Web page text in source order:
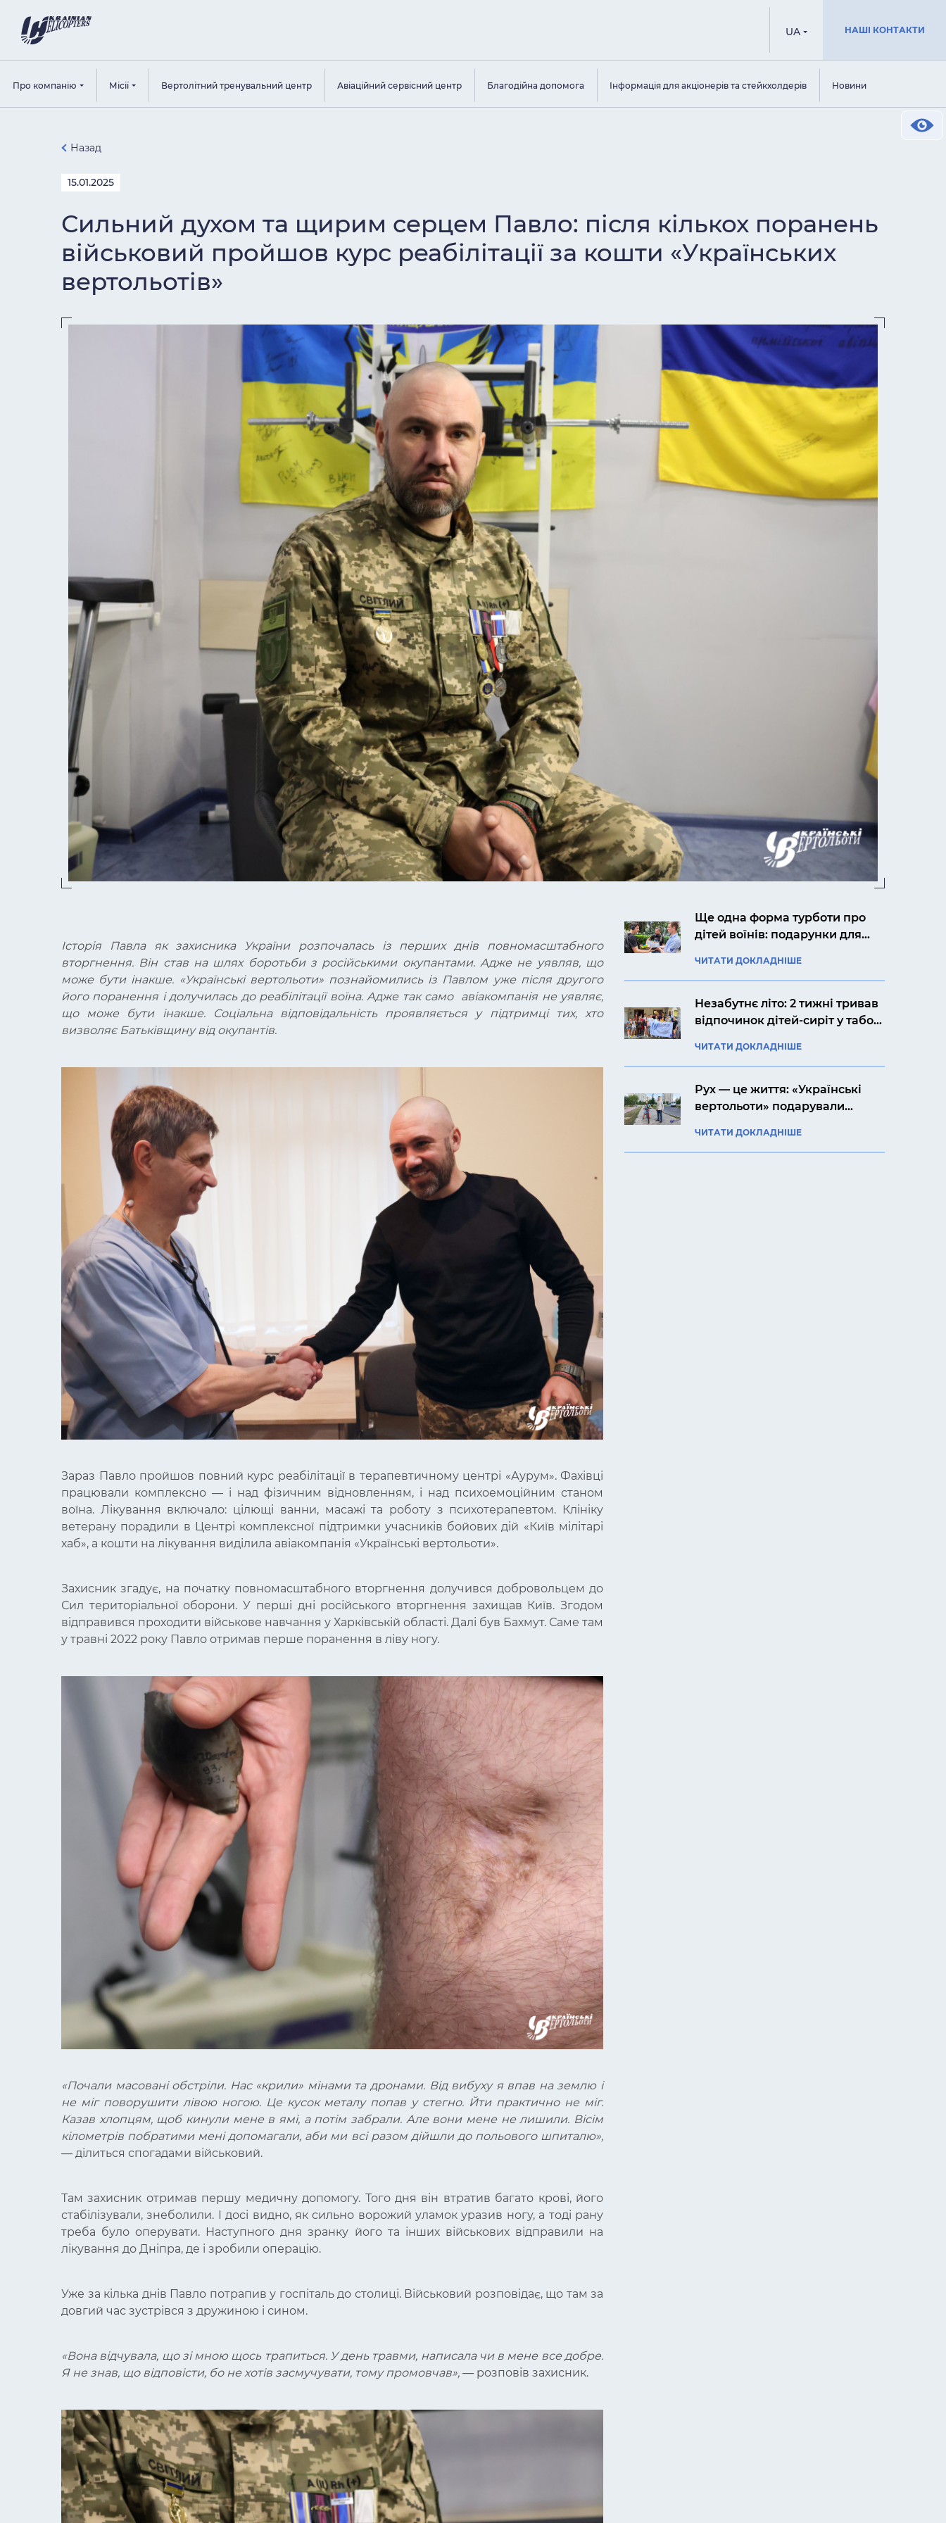
UA НАШІ КОНТАКТИ
Про компанію Місії Вертолітний тренувальний центр Авіаційний сервісний центр Благодійна допомога Інформація для акціонерів та стейкхолдерів Новини
Назад
15.01.2025
Сильний духом та щирим серцем Павло: після кількох поранень
військовий пройшов курс реабілітації за кошти «Українських
вертольотів»
Історія Павла як захисника України розпочалась із перших днів повномасштабного
вторгнення. Він став на шлях боротьби з російськими окупантами. Адже не уявляв, що
може бути інакше. «Українські вертольоти» познайомились із Павлом уже після другого
його поранення і долучилась до реабілітації воїна. Адже так само авіакомпанія не уявляє,
що може бути інакше. Соціальна відповідальність проявляється у підтримці тих, хто
визволяє Батьківщину від окупантів.
Зараз Павло пройшов повний курс реабілітації в терапевтичному центрі «Аурум». Фахівці
працювали комплексно — і над фізичним відновленням, і над психоемоційним станом
воїна. Лікування включало: цілющі ванни, масажі та роботу з психотерапевтом. Клініку
ветерану порадили в Центрі комплексної підтримки учасників бойових дій «Київ мілітарі
хаб», а кошти на лікування виділила авіакомпанія «Українські вертольоти».
Захисник згадує, на початку повномасштабного вторгнення долучився добровольцем до
Сил територіальної оборони. У перші дні російського вторгнення захищав Київ. Згодом
відправився проходити військове навчання у Харківській області. Далі був Бахмут. Саме там
у травні 2022 року Павло отримав перше поранення в ліву ногу.
«Почали масовані обстріли. Нас «крили» мінами та дронами. Від вибуху я впав на землю і
не міг поворушити лівою ногою. Це кусок металу попав у стегно. Йти практично не міг.
Казав хлопцям, щоб кинули мене в ямі, а потім забрали. Але вони мене не лишили. Вісім
кілометрів побратими мені допомагали, аби ми всі разом дійшли до польового шпиталю»,
— ділиться спогадами військовий.
Там захисник отримав першу медичну допомогу. Того дня він втратив багато крові, його
стабілізували, знеболили. І досі видно, як сильно ворожий уламок уразив ногу, а тоді рану
треба було оперувати. Наступного дня зранку його та інших військових відправили на
лікування до Дніпра, де і зробили операцію.
Уже за кілька днів Павло потрапив у госпіталь до столиці. Військовий розповідає, що там за
довгий час зустрівся з дружиною і сином.
«Вона відчувала, що зі мною щось трапиться. У день травми, написала чи в мене все добре.
Я не знав, що відповісти, бо не хотів засмучувати, тому промовчав», — розповів захисник.
Ще одна форма турботи про
дітей воїнів: подарунки для
ЧИТАТИ ДОКЛАДНІШЕ
Незабутнє літо: 2 тижні тривав
відпочинок дітей-сиріт у таборі
ЧИТАТИ ДОКЛАДНІШЕ
Рух — це життя: «Українські
вертольоти» подарували
велосипед
ЧИТАТИ ДОКЛАДНІШЕ